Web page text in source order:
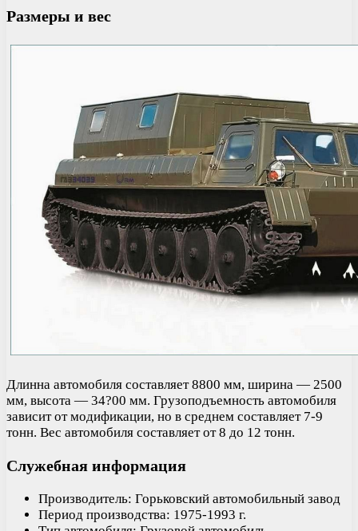
Размеры и вес
Длинна автомобиля составляет 8800 мм, ширина — 2500
мм, высота — 34?00 мм. Грузоподъемность автомобиля
зависит от модификации, но в среднем составляет 7-9
тонн. Вес автомобиля составляет от 8 до 12 тонн.
Служебная информация
Производитель: Горьковский автомобильный завод
Период производства: 1975-1993 г.